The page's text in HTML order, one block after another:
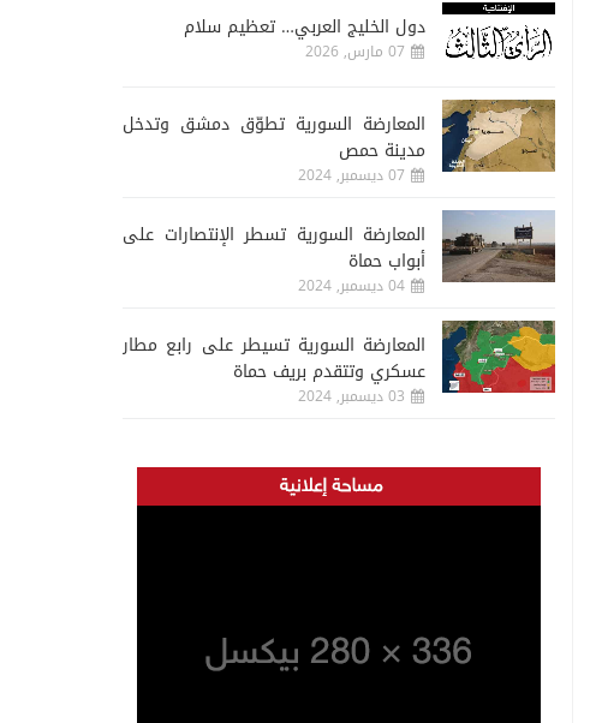
دول الخليج العربي… تعظيم سلام
07 مارس, 2026
المعارضة السورية تطوّق دمشق وتدخل
مدينة حمص
07 ديسمبر, 2024
المعارضة السورية تسطر الإنتصارات على
أبواب حماة
04 ديسمبر, 2024
المعارضة السورية تسيطر على رابع مطار
عسكري وتتقدم بريف حماة
03 ديسمبر, 2024